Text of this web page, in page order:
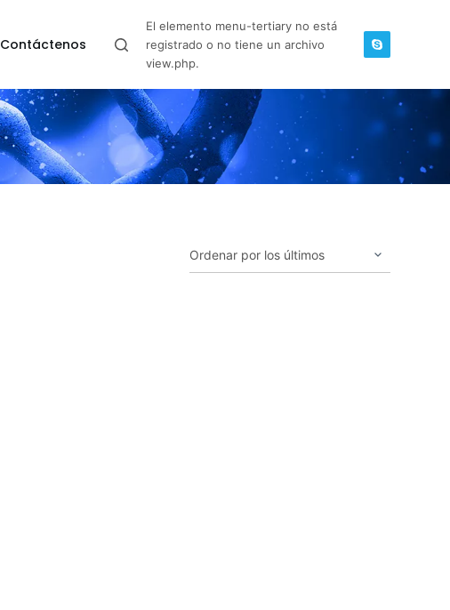
Contáctenos
El elemento menu-tertiary no está
registrado o no tiene un archivo
view.php.